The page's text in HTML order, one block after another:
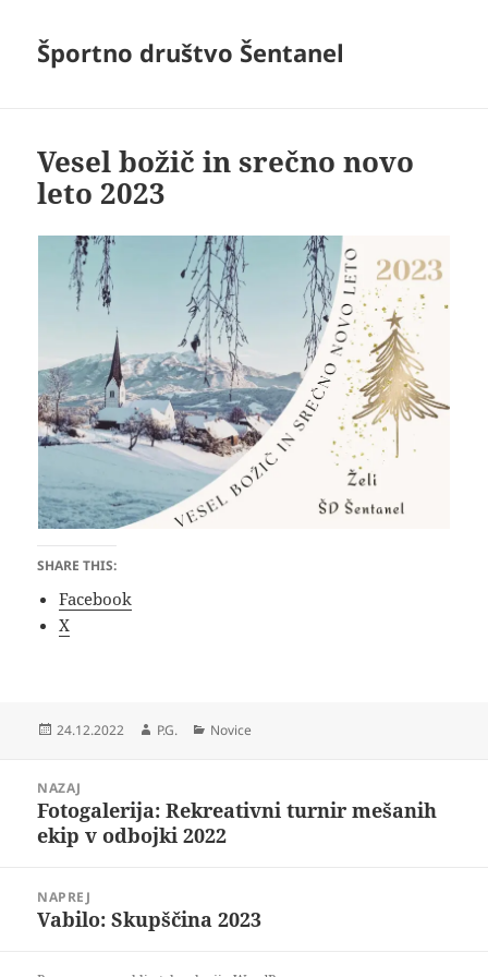
Športno društvo Šentanel
Vesel božič in srečno novo
leto 2023
SHARE THIS:
Facebook
X
Objavljeno
24.12.2022 Avtor
P.G. Kategorije
Novice
prispevka
NAZAJ
Prejšnji
prispevek:
Fotogalerija: Rekreativni turnir mešanih
ekip v odbojki 2022
NAPREJ
Naslednji
Vabilo: Skupščina 2023